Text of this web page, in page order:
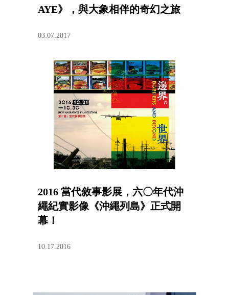
AYE》，與大象相伴的奇幻之旅
03.07.2017
2016 當代敘事影展，六〇年代沖
繩紀實影像《沖繩列島》正式開
幕！
10.17.2016